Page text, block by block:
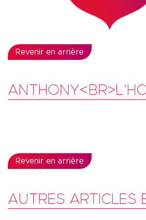
Revenir en arrière
Revenir en arrière
AUTRES ARTICLES